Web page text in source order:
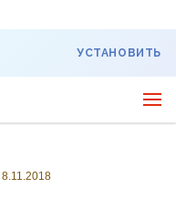
УСТАНОВИТЬ
8.11.2018